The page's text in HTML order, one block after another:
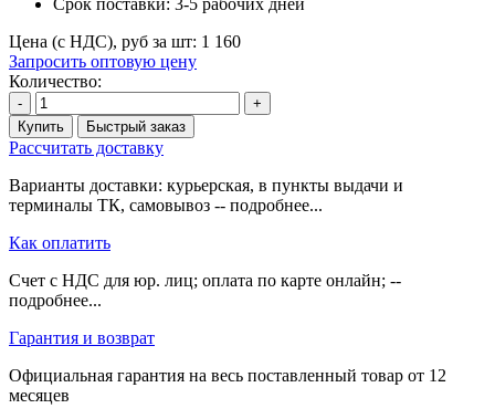
Цена (с НДС), руб за шт: 1 160
Запросить оптовую цену
Количество:
-
+
Купить
Быстрый заказ
Рассчитать доставку
Варианты доставки: курьерская, в пункты выдачи и
терминалы ТК, самовывоз -- подробнее...
Как оплатить
Счет с НДС для юр. лиц; оплата по карте онлайн; --
подробнее...
Гарантия и возврат
Официальная гарантия на весь поставленный товар от 12
месяцев